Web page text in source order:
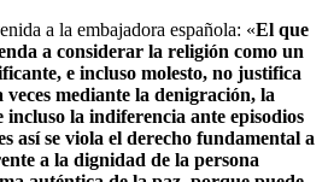
a la embajadora española: «El que
a considerar la religión como un
e incluso molesto, no justifica
mediante la denigración, la
la indiferencia ante episodios
así se viola el derecho fundamental a
a la dignidad de la persona